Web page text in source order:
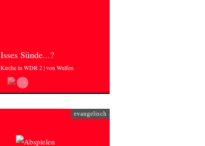
Isses Sünde...?
Kirche in WDR 2 | von Wulfen
evangelisch